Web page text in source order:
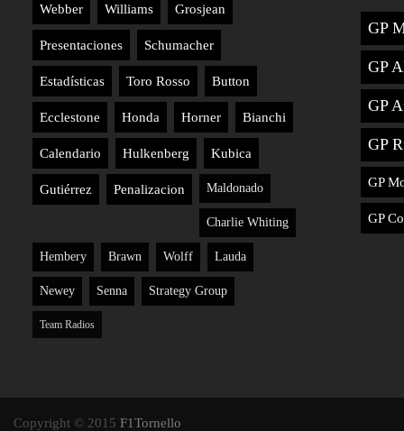
Webber Williams Grosjean
Presentaciones Schumacher
Estadísticas Toro Rosso Button
Ecclestone Honda Horner Bianchi
Calendario Hulkenberg Kubica
Gutiérrez Penalizacion Maldonado
Charlie Whiting
Hembery Brawn Wolff Lauda
Newey Senna Strategy Group
Team Radios
GP
GP
GP
GP
GP
GP
Copyright © 2015 F1Tornello